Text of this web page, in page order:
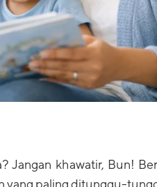
Jangan khawatir, Bun!